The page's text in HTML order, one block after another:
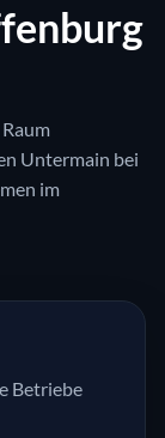
Untermain bei
im
Betriebe